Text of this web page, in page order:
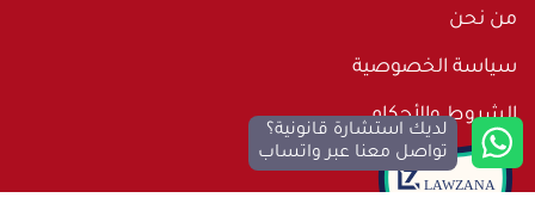
من نحن
سياسة الخصوصية
الشروط والأحكام
لديك استشارة قانونية؟
تواصل معنا عبر واتساب